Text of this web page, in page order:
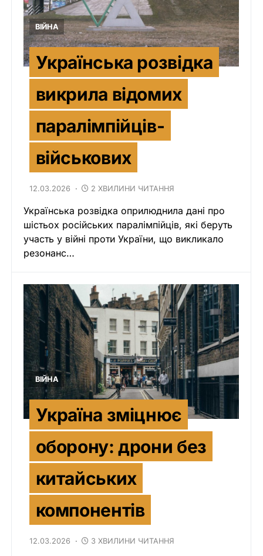
ВІЙНА
Українська розвідка
викрила відомих
паралімпійців-
військових
12.03.2026 2 ХВИЛИНИ ЧИТАННЯ
Українська розвідка оприлюднила дані про
шістьох російських паралімпійців, які беруть
участь у війні проти України, що викликало
резонанс…
ВІЙНА
Україна зміцнює
оборону: дрони без
китайських
компонентів
12.03.2026 3 ХВИЛИНИ ЧИТАННЯ